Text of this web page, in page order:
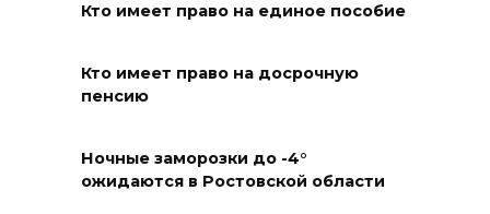
05 августа 2026 18:30
Огненный шторм во дворе
Подготовка к школе
Кто имеет право на единое пособие
Кто имеет право на досрочную
пенсию
Ночные заморозки до -4°
ожидаются в Ростовской области